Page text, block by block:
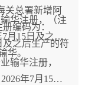
关总署新增阿
编码为：
及之后生产的符
华注册，（注
月15日及之后
华。
输华注册，
年7月15日